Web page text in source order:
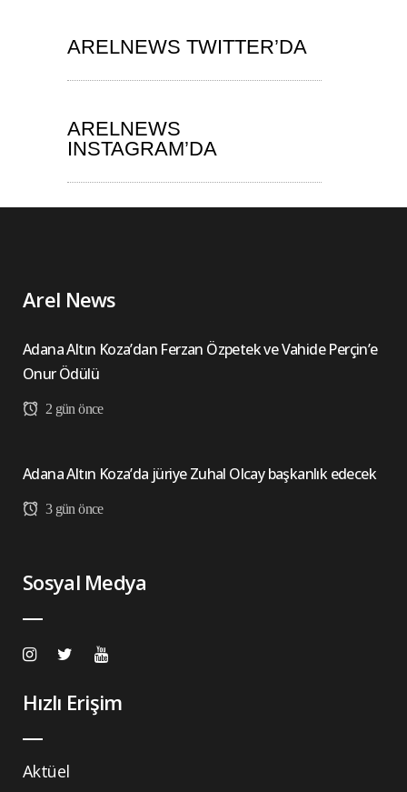
ARELNEWS TWITTER’DA
ARELNEWS
INSTAGRAM’DA
Arel News
Adana Altın Koza’dan Ferzan Özpetek ve Vahide Perçin’e
Onur Ödülü
2 gün önce
Adana Altın Koza’da jüriye Zuhal Olcay başkanlık edecek
3 gün önce
Sosyal Medya
Hızlı Erişim
Aktüel